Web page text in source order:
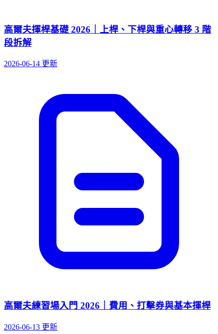
高爾夫揮桿基礎 2026｜上桿、下桿與重心轉移 3 階
段拆解
2026-06-14 更新
高爾夫練習場入門 2026｜費用、打擊券與基本揮桿
2026-06-13 更新